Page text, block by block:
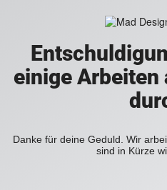
einige Arbeiten
Danke für deine Geduld. Wir
sind in Kürze